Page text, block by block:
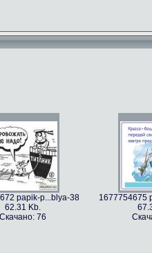
papik-p...blya-38
62.31 Kb.
Скачано: 76
1677754675